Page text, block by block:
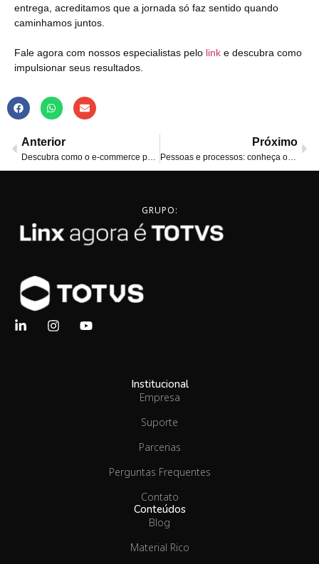
entrega, acreditamos que a jornada só faz sentido quando
caminhamos juntos.
Fale agora com nossos especialistas pelo link e descubra como
impulsionar seus resultados.
Anterior Próximo
Pessoas e processos: conheça o sucesso dos parceiros
GRUPO:
Institucional
Empresa
Suporte
Parcerias
Perguntas Frequentes
Contato
Conteúdos
Blog
Material Rico